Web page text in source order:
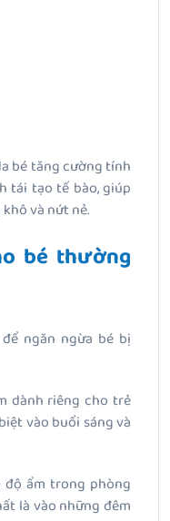
bé tăng cường tính
tái tạo tế bào, giúp
và nứt nẻ.
bé thường
ngăn ngừa bé bị
dành riêng cho trẻ
vào buổi sáng và
độ ẩm trong phòng
là vào những đêm